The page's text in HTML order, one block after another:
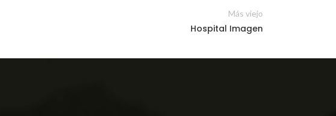
Más viejo
Hospital Imagen